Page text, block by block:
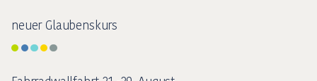
neuer Glaubenskurs